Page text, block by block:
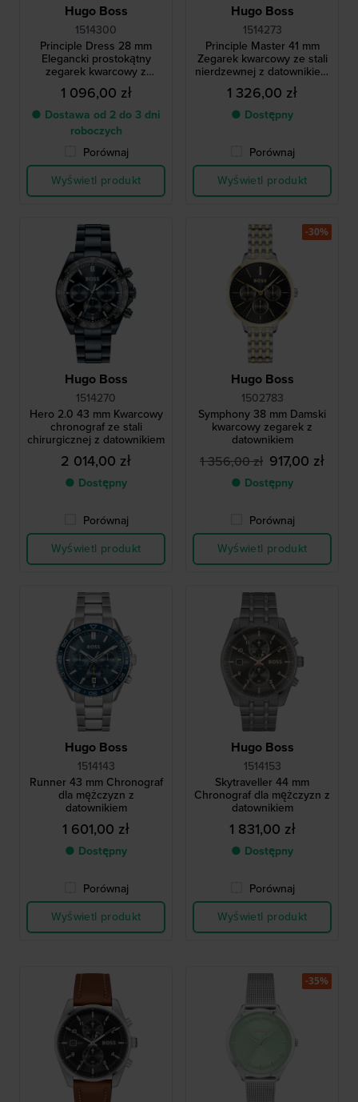
Hugo Boss
1514300
Principle Dress 28 mm
Elegancki prostokątny
zegarek kwarcowy z
rzymskimi indeksami
1 096,00 zł
● Dostawa od 2 do 3 dni
roboczych
Porównaj
Wyświetl produkt
Hugo Boss
1514273
Principle Master 41 mm
Zegarek kwarcowy ze stali
nierdzewnej z datownikiem
i tarczą 24h
1 326,00 zł
● Dostępny
Porównaj
Wyświetl produkt
Hugo Boss
1514270
Hero 2.0 43 mm Kwarcowy
chronograf ze stali
chirurgicznej z datownikiem
2 014,00 zł
● Dostępny
Porównaj
Wyświetl produkt
Hugo Boss
1502783
Symphony 38 mm Damski
kwarcowy zegarek z
datownikiem
1 356,00 zł 917,00 zł
● Dostępny
Porównaj
Wyświetl produkt
-30%
Hugo Boss
1514143
Runner 43 mm Chronograf
dla mężczyzn z
datownikiem
1 601,00 zł
● Dostępny
Porównaj
Wyświetl produkt
Hugo Boss
1514153
Skytraveller 44 mm
Chronograf dla mężczyzn z
datownikiem
1 831,00 zł
● Dostępny
Porównaj
Wyświetl produkt
-35%